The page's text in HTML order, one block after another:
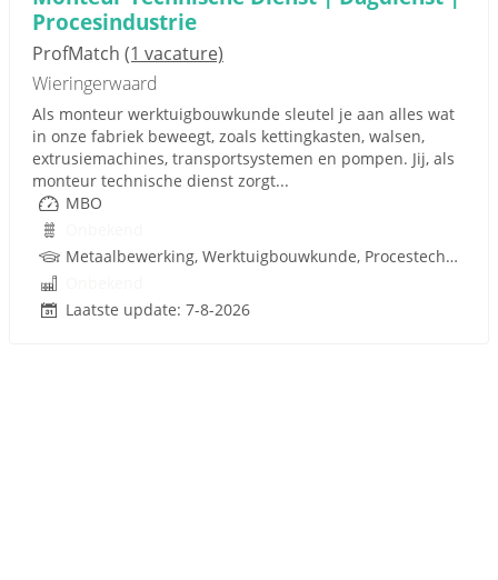
Procesindustrie
ProfMatch (1 vacature)
Wieringerwaard
Als monteur werktuigbouwkunde sleutel je aan alles wat
in onze fabriek beweegt, zoals kettingkasten, walsen,
extrusiemachines, transportsystemen en pompen. Jij, als
monteur technische dienst zorgt...
MBO
Metaalbewerking, Werktuigbouwkunde, Procestechnologie, Techniek
Laatste update: 7-8-2026